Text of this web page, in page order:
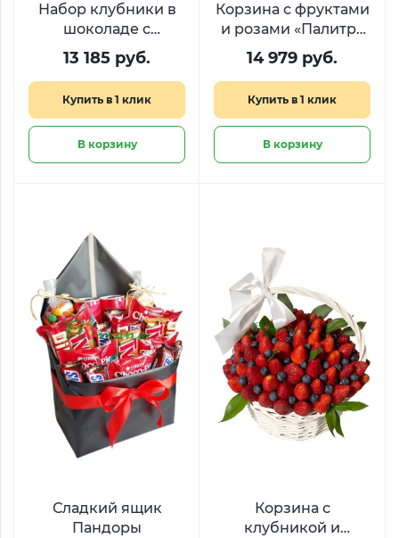
Набор клубники в
шоколаде с
малиной и
пионовидными
розами «Десерт для
королевы​»
13 185 руб.
Купить в 1 клик
В корзину
Корзина с фруктами
и розами «Палитра
радости»
14 979 руб.
Купить в 1 клик
В корзину
Сладкий ящик
Пандоры
Корзина с
клубникой и